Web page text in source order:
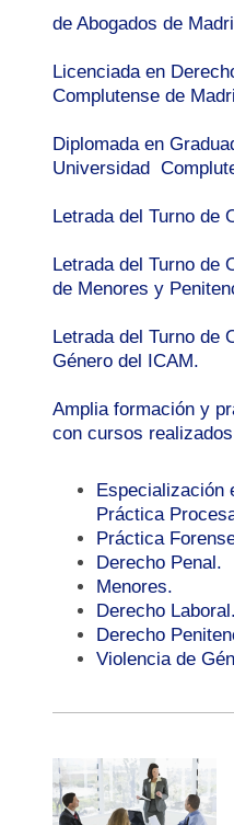
de Abogados de
Licenciada en
Complutense de
Diplomada en
Universidad
Letrada del Turno de
Letrada del Turno de
de Menores y
Letrada del Turno de
Género del ICAM.
Amplia formación y
con cursos
Especialización
Práctica
Práctica
Derecho Penal.
Menores.
Derecho Laboral.
Derecho
Violencia de